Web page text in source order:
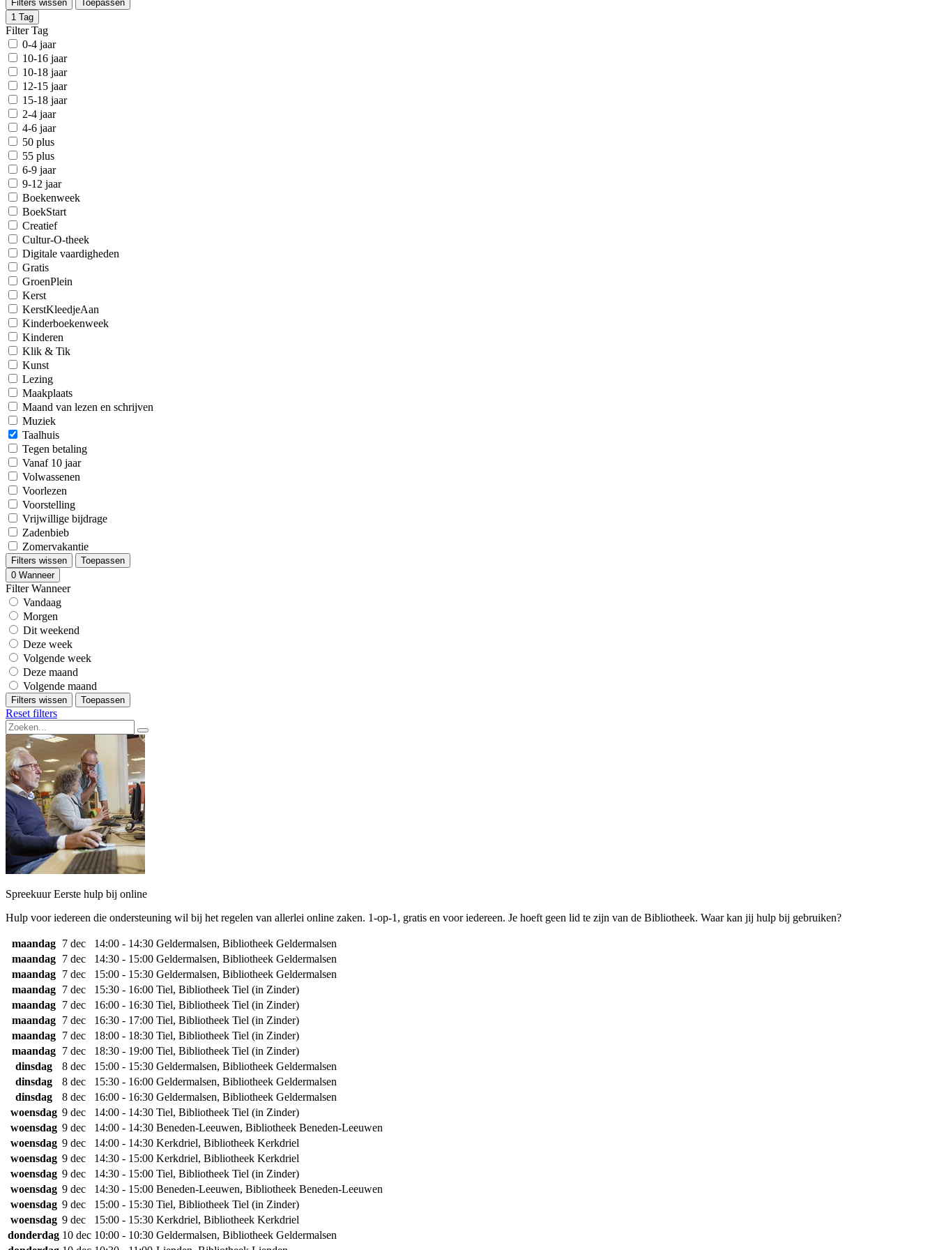
Filters wissen
Toepassen
1 Tag
Filter Tag
0-4 jaar
10-16 jaar
10-18 jaar
12-15 jaar
15-18 jaar
2-4 jaar
4-6 jaar
50 plus
55 plus
6-9 jaar
9-12 jaar
Boekenweek
BoekStart
Creatief
Cultur-O-theek
Digitale vaardigheden
Gratis
GroenPlein
Kerst
KerstKleedjeAan
Kinderboekenweek
Kinderen
Klik & Tik
Kunst
Lezing
Maakplaats
Maand van lezen en schrijven
Muziek
Taalhuis
Tegen betaling
Vanaf 10 jaar
Volwassenen
Voorlezen
Voorstelling
Vrijwillige bijdrage
Zadenbieb
Zomervakantie
Filters wissen
Toepassen
0 Wanneer
Filter Wanneer
Vandaag
Morgen
Dit weekend
Deze week
Volgende week
Deze maand
Volgende maand
Filters wissen Toepassen
Reset filters
Spreekuur Eerste hulp bij online
Hulp voor iedereen die ondersteuning wil bij het regelen van allerlei online zaken. 1-op-1, gratis en voor iedereen. Je hoeft geen lid te zijn van de Bibliotheek. Waar kan jij hulp bij gebruiken?
maandag 7 dec 14:00 - 14:30 Geldermalsen, Bibliotheek Geldermalsen
maandag
7 dec 14:30 - 15:00 Geldermalsen, Bibliotheek Geldermalsen
maandag
7 dec 15:00 - 15:30 Geldermalsen, Bibliotheek Geldermalsen
maandag
7 dec 15:30 - 16:00 Tiel, Bibliotheek Tiel (in Zinder)
maandag
7 dec 16:00 - 16:30 Tiel, Bibliotheek Tiel (in Zinder)
maandag
7 dec 16:30 - 17:00 Tiel, Bibliotheek Tiel (in Zinder)
maandag
7 dec 18:00 - 18:30 Tiel, Bibliotheek Tiel (in Zinder)
maandag
7 dec 18:30 - 19:00 Tiel, Bibliotheek Tiel (in Zinder)
dinsdag
8 dec 15:00 - 15:30 Geldermalsen, Bibliotheek Geldermalsen
dinsdag
8 dec 15:30 - 16:00 Geldermalsen, Bibliotheek Geldermalsen
dinsdag
8 dec 16:00 - 16:30 Geldermalsen, Bibliotheek Geldermalsen
woensdag 9 dec 14:00 - 14:30 Tiel, Bibliotheek Tiel (in Zinder)
woensdag 9 dec 14:00 - 14:30 Beneden-Leeuwen, Bibliotheek Beneden-Leeuwen
woensdag 9 dec 14:00 - 14:30 Kerkdriel, Bibliotheek Kerkdriel
woensdag 9 dec 14:30 - 15:00 Kerkdriel, Bibliotheek Kerkdriel
woensdag 9 dec 14:30 - 15:00 Tiel, Bibliotheek Tiel (in Zinder)
woensdag 9 dec 14:30 - 15:00 Beneden-Leeuwen, Bibliotheek Beneden-Leeuwen
woensdag 9 dec 15:00 - 15:30 Tiel, Bibliotheek Tiel (in Zinder)
woensdag 9 dec 15:00 - 15:30 Kerkdriel, Bibliotheek Kerkdriel
donderdag 10 dec 10:00 - 10:30 Geldermalsen, Bibliotheek Geldermalsen